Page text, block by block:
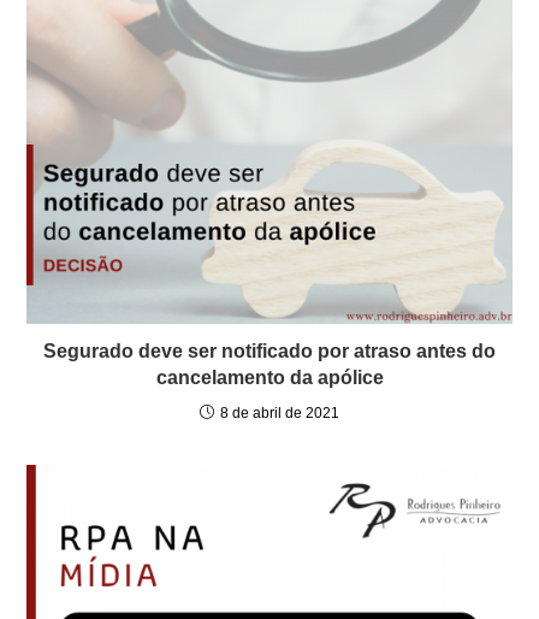
Segurado deve ser notificado por atraso antes do
cancelamento da apólice
8 de abril de 2021